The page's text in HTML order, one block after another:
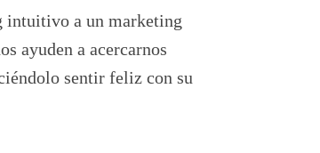
intuitivo a un marketing
ayuden a acercarnos
sentir feliz con su